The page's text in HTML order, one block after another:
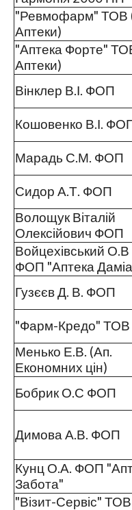
"Ревмофарм" ТОВ
Аптеки)
"Аптека Форте"
Аптеки)
Вінклер В.І. ФОП
Кошовенко В.І.
Марадь С.М. ФОП
Сидор А.Т. ФОП
Волощук Віталій
Олексійович ФОП
Войцехівський О.В
ФОП "Аптека
Гузєєв Д. В. ФОП
"Фарм-Кредо" ТОВ
Менько Е.В. (Ап.
Економних цін)
Бобрик О.С ФОП
Димова А.В. ФОП
Кунц О.А. ФОП
Забота"
"Візит-Сервіс" ТОВ